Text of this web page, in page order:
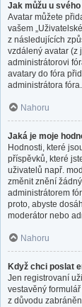
Jak můžu u
Avatar můžete
vašem
z následujících
vzdálený avatar (z
administrátorovi
avatary do fóra
administrátora fóra.
Nahoru
Jaká je moje
Hodnosti, které
příspěvků, které
uživatelů např.
změnit znění
administrátorem
proto, abyste
moderátor nebo
Nahoru
Když chci poslat
Jen registrovaní
vestavěný
z důvodu